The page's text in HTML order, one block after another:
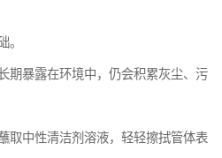
。
期暴露在环境中，仍会积累灰尘、污
取中性清洁剂溶液，轻轻擦拭管体表